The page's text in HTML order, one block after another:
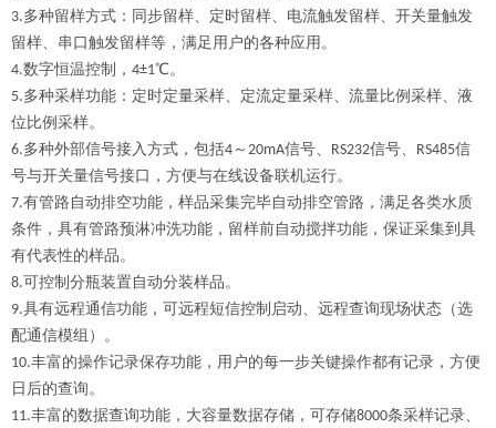
3.多种留样方式：同步留样、定时留样、电流触发留样、开关量触发
留样、串口触发留样等，满足用户的各种应用。
4.数字恒温控制，4±1℃。
5.多种采样功能：定时定量采样、定流定量采样、流量比例采样、液
位比例采样。
6.多种外部信号接入方式，包括4～20mA信号、RS232信号、RS485信
号与开关量信号接口，方便与在线设备联机运行。
7.有管路自动排空功能，样品采集完毕自动排空管路，满足各类水质
条件，具有管路预淋冲洗功能，留样前自动搅拌功能，保证采集到具
有代表性的样品。
8.可控制分瓶装置自动分装样品。
9.具有远程通信功能，可远程短信控制启动、远程查询现场状态（选
配通信模组）。
10.丰富的操作记录保存功能，用户的每一步关键操作都有记录，方便
日后的查询。
11.丰富的数据查询功能，大容量数据存储，可存储8000条采样记录、